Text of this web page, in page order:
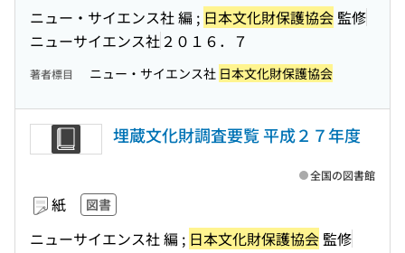
ニュー・サイエンス社 編 ; 日本文化財保護協会 監修
ニューサイエンス社 ２０１６．７
著者標目 ニュー・サイエンス社 日本文化財保護協会
埋蔵文化財調査要覧 平成２７年度
紙 図書
ニューサイエンス社 編 ; 日本文化財保護協会 監修
全国の図書館